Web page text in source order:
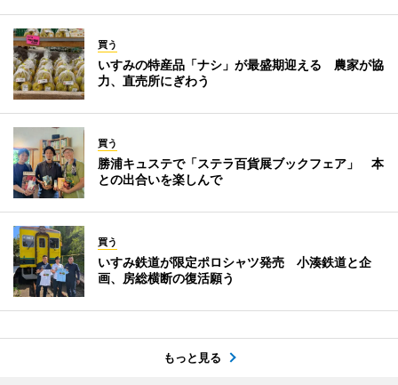
買う
いすみの特産品「ナシ」が最盛期迎える 農家が協
力、直売所にぎわう
買う
勝浦キュステで「ステラ百貨展ブックフェア」 本
との出合いを楽しんで
買う
いすみ鉄道が限定ポロシャツ発売 小湊鉄道と企
画、房総横断の復活願う
もっと見る